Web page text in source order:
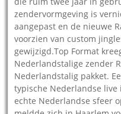
zendervormgeving is
aangepast en de nieuwe
voorzien van custom
gewijzigd.Top Format
Nederlandstalige zender
Nederlandstalig pakket.
typische Nederlandse
echte Nederlandse sfeer